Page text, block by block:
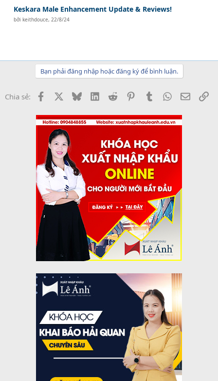
Keskara Male Enhancement Update & Reviews!
bởikeithdouce, 22/8/24
Bạn phải đăng nhập hoặc đăng ký để bình luận.
Chia sẻ: Facebook BlueskyLinkedInReddit PinterestTumblrWhatsApp
Email